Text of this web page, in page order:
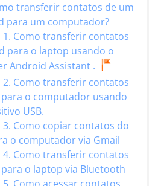
transferir contatos de um
para um computador?
1. Como transferir contatos
para o laptop usando o
Android Assistant .
2. Como transferir contatos
o computador usando
USB.
Como copiar contatos do
o computador via Gmail
4. Como transferir contatos
o laptop via Bluetooth